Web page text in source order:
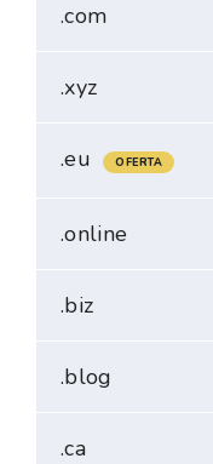
.com
.xyz
.eu OFERTA
.online
.biz
.blog
.ca